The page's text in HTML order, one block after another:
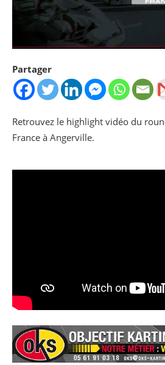
Partager
Retrouvez le highlight vidéo du
France à Angerville.